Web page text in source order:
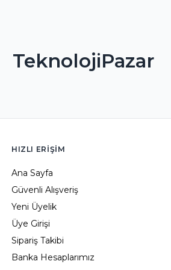
TeknolojiPazar
HIZLI ERIŞIM
Ana Sayfa
Güvenli Alışveriş
Yeni Üyelik
Üye Girişi
Sipariş Takibi
Banka Hesaplarımız